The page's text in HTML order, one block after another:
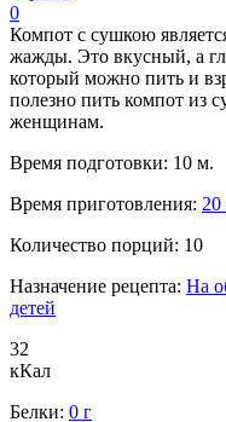
0
Компот с сушкою
жажды. Это вкусный, а
который можно пить и
полезно пить компот из
женщинам.
Время подготовки: 10 м.
Время приготовления: 20
Количество порций: 10
Назначение рецепта: На
детей
32
кКал
Белки: 0 г